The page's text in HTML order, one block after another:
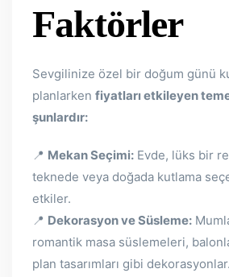
Faktörler
Sevgilinize özel bir doğum günü
planlarken fiyatları etkileyen
şunlardır:
📍 Mekan Seçimi: Evde, lüks bir
teknede veya doğada kutlama
etkiler.
📍 Dekorasyon ve Süsleme:
romantik masa süslemeleri,
plan tasarımları gibi dekorasyonlar.